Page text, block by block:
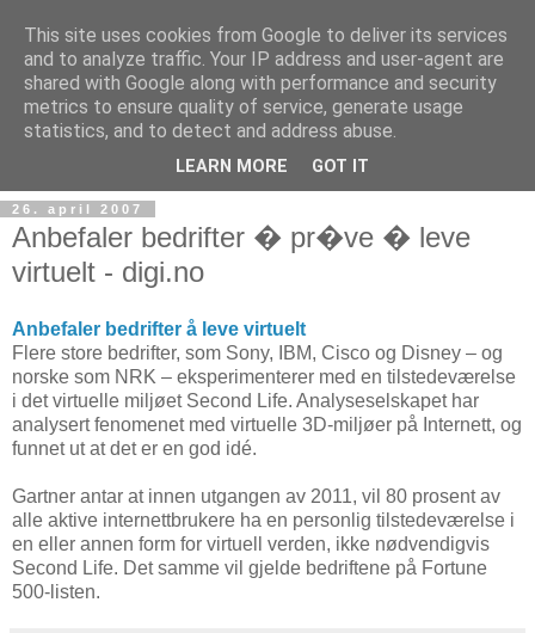
Teknologinyheter
26. april 2007
Anbefaler bedrifter � pr�ve � leve
virtuelt - digi.no
Anbefaler bedrifter å leve virtuelt
Flere store bedrifter, som Sony, IBM, Cisco og Disney – og
norske som NRK – eksperimenterer med en tilstedeværelse
i det virtuelle miljøet Second Life. Analyseselskapet har
analysert fenomenet med virtuelle 3D-miljøer på Internett, og
funnet ut at det er en god idé.
Gartner antar at innen utgangen av 2011, vil 80 prosent av
alle aktive internettbrukere ha en personlig tilstedeværelse i
en eller annen form for virtuell verden, ikke nødvendigvis
Second Life. Det samme vil gjelde bedriftene på Fortune
500-listen.
This site uses cookies from Google to deliver its services
and to analyze traffic. Your IP address and user-agent are
shared with Google along with performance and security
metrics to ensure quality of service, generate usage
statistics, and to detect and address abuse.
LEARN MORE GOT IT